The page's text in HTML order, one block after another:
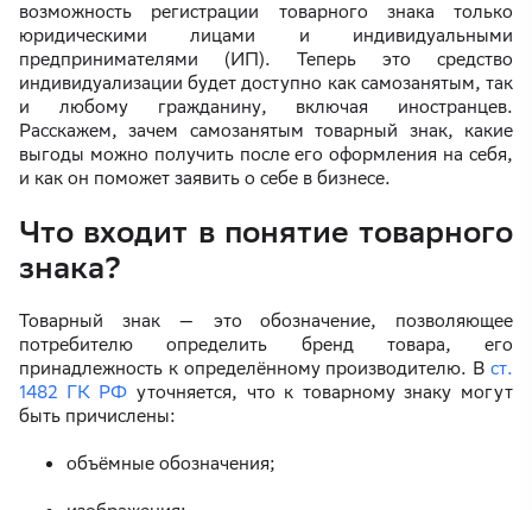
возможность регистрации товарного знака только
юридическими лицами и индивидуальными
предпринимателями (ИП). Теперь это средство
индивидуализации будет доступно как самозанятым, так
и любому гражданину, включая иностранцев.
Расскажем, зачем самозанятым товарный знак, какие
выгоды можно получить после его оформления на себя,
и как он поможет заявить о себе в бизнесе.
Что входит в понятие товарного
знака?
Товарный знак — это обозначение, позволяющее
потребителю определить бренд товара, его
принадлежность к определённому производителю. В ст.
1482 ГК РФ уточняется, что к товарному знаку могут
быть причислены:
объёмные обозначения;